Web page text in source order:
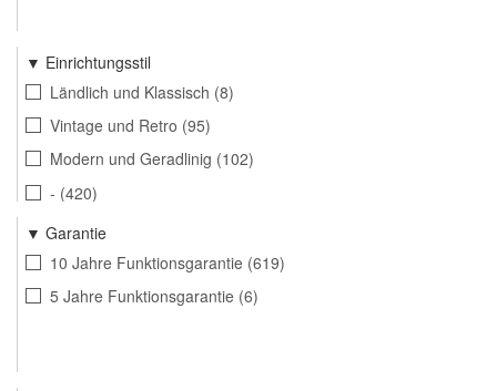
Einrichtungsstil
Ländlich und Klassisch 8
Vintage und Retro 95
Modern und Geradlinig 102
- 420
Garantie
10 Jahre Funktionsgarantie 619
5 Jahre Funktionsgarantie 6